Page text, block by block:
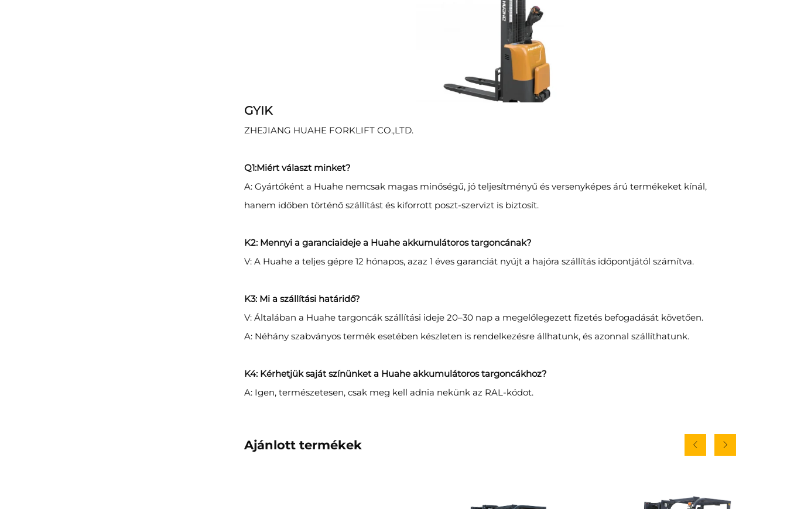
GYIK
ZHEJIANG HUAHE FORKLIFT CO.,LTD.
Q1:Miért választ minket?
A: Gyártóként a Huahe nemcsak magas minőségű, jó teljesítményű és versenyképes árú termékeket kínál,
hanem időben történő szállítást és kiforrott poszt-szervizt is biztosít.
K2: Mennyi a garanciaideje a Huahe akkumulátoros targoncának?
V: A Huahe a teljes gépre 12 hónapos, azaz 1 éves garanciát nyújt a hajóra szállítás időpontjától számítva.
K3: Mi a szállítási határidő?
V: Általában a Huahe targoncák szállítási ideje 20–30 nap a megelőlegezett fizetés befogadását követően.
A: Néhány szabványos termék esetében készleten is rendelkezésre állhatunk, és azonnal szállíthatunk.
K4: Kérhetjük saját színünket a Huahe akkumulátoros targoncákhoz?
A: Igen, természetesen, csak meg kell adnia nekünk az RAL-kódot.
Ajánlott termékek